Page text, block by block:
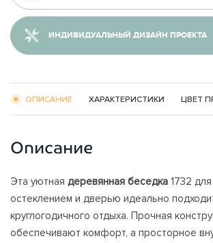
ИНДИВИДУАЛЬНЫЙ ДИЗАЙН ПРОЕКТА
ОПИСАНИЕ ХАРАКТЕРИСТИКИ ЦВЕТ
Описание
Эта уютная деревянная беседка 1732
остеклением и дверью идеально
круглогодичного отдыха. Прочная
обеспечивают комфорт, а просторное